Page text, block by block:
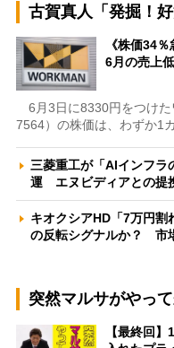
古賀真人「発掘！好
《株価34
6月の売上
6月3日に8330円をつけた
7564）の株価は、わずか1
三菱重工が「AIインフラ
運 エヌビディアとの提
キオクシアHD「7万円割
の反転シグナルか？ 市
突然マルサがやって
【最終回